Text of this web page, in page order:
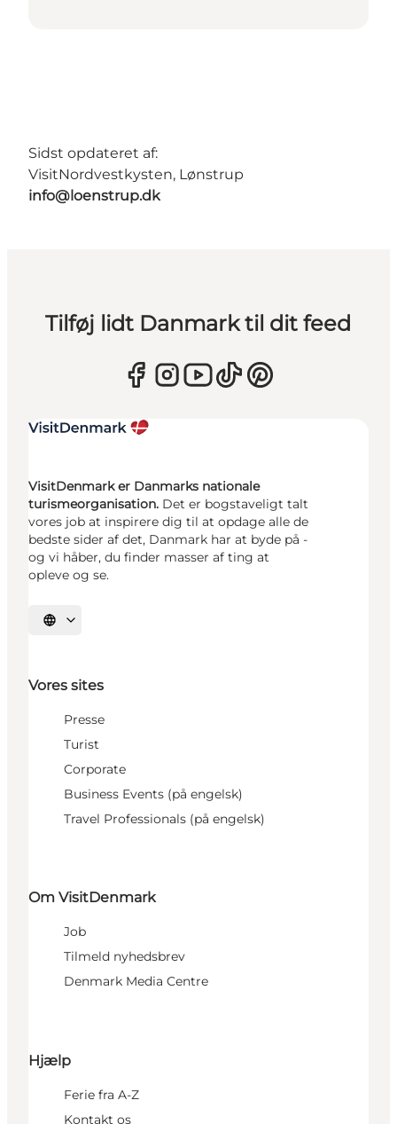
Sidst opdateret af:
VisitNordvestkysten, Lønstrup
info@loenstrup.dk
Tilføj lidt Danmark til dit feed
VisitDenmark er Danmarks nationale
turismeorganisation. Det er bogstaveligt talt
vores job at inspirere dig til at opdage alle de
bedste sider af det, Danmark har at byde på -
og vi håber, du finder masser af ting at
opleve og se.
Vælg sprog
Vores sites
Presse
Turist
Corporate
Business Events (på engelsk)
Travel Professionals (på engelsk)
Om VisitDenmark
Job
Tilmeld nyhedsbrev
Denmark Media Centre
Hjælp
Ferie fra A-Z
Kontakt os